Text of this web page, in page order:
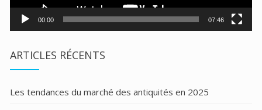
00:00 07:46
ARTICLES RÉCENTS
Les tendances du marché des antiquités en 2025